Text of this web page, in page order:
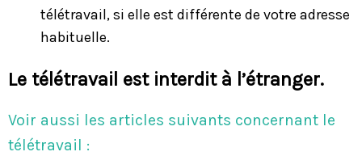
télétravail, si elle est différente de votre adresse
habituelle.
Le télétravail est interdit à l’étranger.
Voir aussi les articles suivants concernant le
télétravail :